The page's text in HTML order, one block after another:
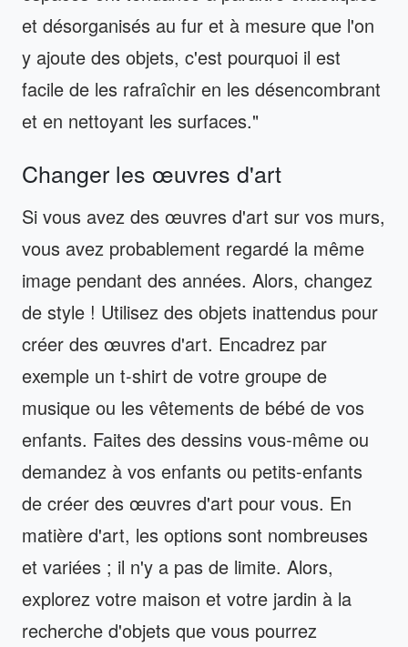
et désorganisés au fur et à mesure que l'on
y ajoute des objets, c'est pourquoi il est
facile de les rafraîchir en les désencombrant
et en nettoyant les surfaces."
Changer les œuvres d'art
Si vous avez des œuvres d'art sur vos murs,
vous avez probablement regardé la même
image pendant des années. Alors, changez
de style ! Utilisez des objets inattendus pour
créer des œuvres d'art. Encadrez par
exemple un t-shirt de votre groupe de
musique ou les vêtements de bébé de vos
enfants. Faites des dessins vous-même ou
demandez à vos enfants ou petits-enfants
de créer des œuvres d'art pour vous. En
matière d'art, les options sont nombreuses
et variées ; il n'y a pas de limite. Alors,
explorez votre maison et votre jardin à la
recherche d'objets que vous pourrez